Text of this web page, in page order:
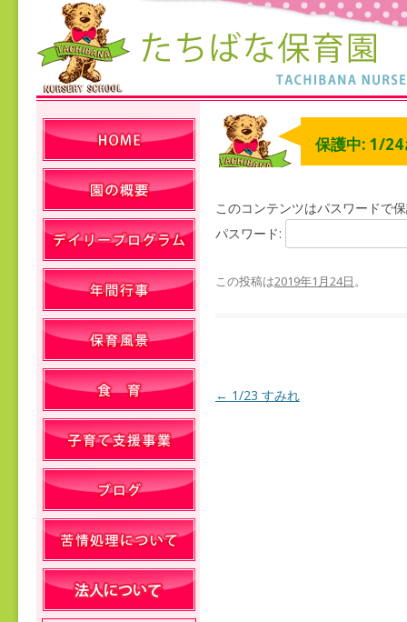
保護中: 1/24
このコンテンツはパスワードで
パスワード:
この投稿は2019年1月24日。
投稿ナビゲーション
← 1/23 すみれ